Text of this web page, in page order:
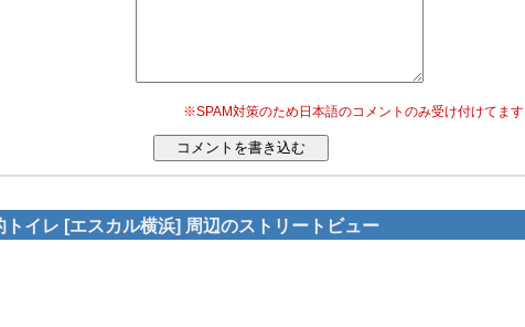
※SPAM対策のため日本語のコメントのみ受け付けてます
トイレ [エスカル横浜] 周辺のストリートビュー